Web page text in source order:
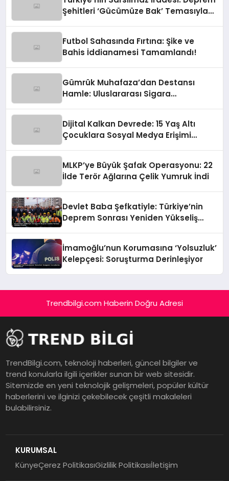
Şehitleri ‘Gücümüze Bak’ Temasıyla
Futbol Sahasında Fırtına: Şike ve
Bahis İddianamesi Tamamlandı!
Gümrük Muhafaza’dan Destansı
Hamle: Uluslararası Sigara
Dijital Kalkan Devrede: 15 Yaş Altı
Çocuklara Sosyal Medya Erişimi
MLKP’ye Büyük Şafak Operasyonu: 22
İlde Terör Ağlarına Çelik Yumruk İndi
Devlet Baba Şefkatiyle: Türkiye’nin
Deprem Sonrası Yeniden Yükseliş
İmamoğlu’nun Korumasına ‘Yolsuzluk’
Kelepçesi: Soruşturma Derinleşiyor
Trendbilgi.com Haberin Doğru Adresi
TrendBilgi.com, teknoloji haberleri, güncel bilgiler ve
trend konularla ilgili içerikler sunan bir web sitesidir.
Sitemizde en yeni teknolojik gelişmeleri, popüler kültür
haberlerini ve ilginizi çekebilecek çeşitli makaleleri
bulabilirsiniz.
KURUMSAL
KünyeÇerez PolitikasıGizlilik Politikasıİletişim